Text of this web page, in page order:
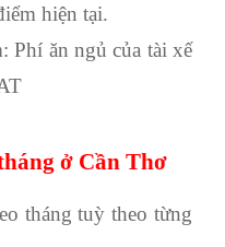
hiện tại.
Phí ăn ngủ của tài xế
ở Cần Thơ
tháng tuỳ theo từng